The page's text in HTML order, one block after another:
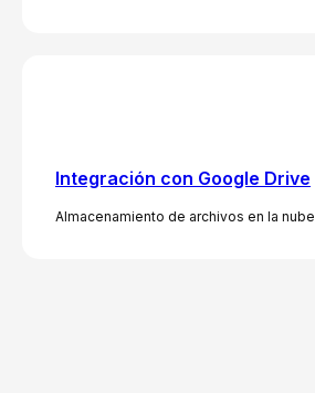
Integración con Google Drive
Almacenamiento de archivos en la nube